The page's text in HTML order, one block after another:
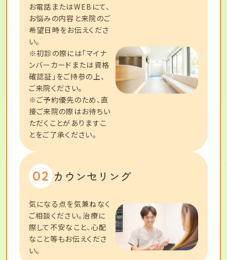
お電話またはWEBにて、
お悩みの内容と来院のご
希望日時をお伝えくださ
い。
※初診の際には「マイナ
ンバーカードまたは資格
確認証」をご持参の上、
ご来院ください。
※ご予約優先のため、直
接ご来院の際はお待ちい
ただくことがありますこ
とをご了承ください。
02 カウンセリング
気になる点を気兼ねなく
ご相談ください。治療に
際して不安なこと、心配
なこと等もお伝えくださ
い。